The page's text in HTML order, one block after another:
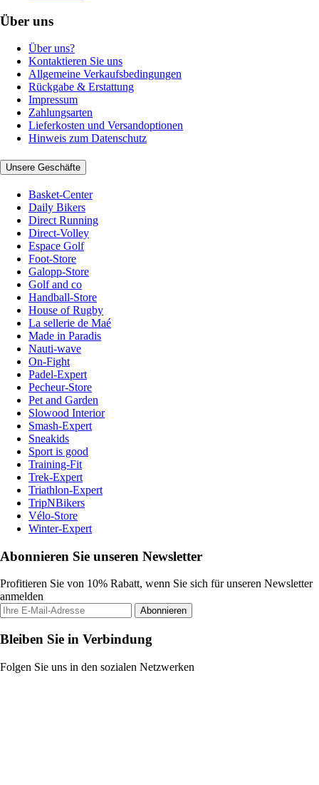
Über uns
Über uns?
Kontaktieren Sie uns
Allgemeine Verkaufsbedingungen
Rückgabe & Erstattung
Impressum
Zahlungsarten
Lieferkosten und Versandoptionen
Hinweis zum Datenschutz
Unsere Geschäfte
Basket-Center
Daily Bikers
Direct Running
Direct-Volley
Espace Golf
Foot-Store
Galopp-Store
Golf and co
Handball-Store
House of Rugby
La sellerie de Maé
Made in Paradis
Nauti-wave
On-Fight
Padel-Expert
Pecheur-Store
Pet and Garden
Slowood Interior
Smash-Expert
Sneakids
Sport is good
Training-Fit
Trek-Expert
Triathlon-Expert
TripNBikers
Vélo-Store
Winter-Expert
Abonnieren Sie unseren Newsletter
Profitieren Sie von 10% Rabatt, wenn Sie sich für unseren Newsletter
anmelden
Abonnieren
Bleiben Sie in Verbindung
Folgen Sie uns in den sozialen Netzwerken